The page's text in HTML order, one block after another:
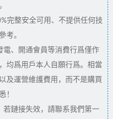
完整安全可用、不提供任何技
考。
、開通會員等消費行爲僅作
均爲用戶本人自願行爲。相當
及運營維護費用，而不是購買
！
鏈接失效，請聯系我們第一